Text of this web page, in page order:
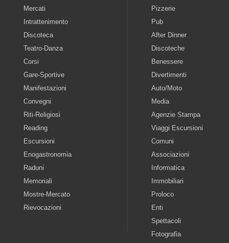
Mercati
Intrattenimento
Discoteca
Teatro-Danza
Corsi
Gare-Sportive
Manifestazioni
Convegni
Riti-Religiosi
Reading
Escursioni
Enogastronomia
Raduni
Memoriali
Mostre-Mercato
Rievocazioni
Pizzerie
Pub
After Dinner
Discoteche
Benessere
Divertimenti
Auto/Moto
Media
Agenzie Stampa
Viaggi Escursioni
Comuni
Associazioni
Informatica
Immobiliari
Proloco
Enti
Spettacoli
Fotografia